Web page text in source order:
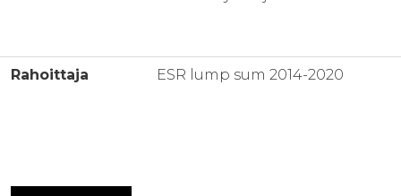
Rahoittaja ESR lump sum 2014-2020